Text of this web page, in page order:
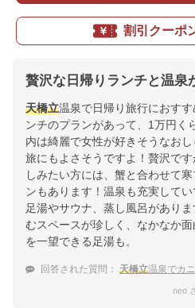
割引クーポ
贅沢な日帰りランチと温泉
天橋立温泉で日帰り旅行におす
ンチのプランがあって、1万円く
内は綺麗で女性が好きそうなお
旅にもよさそうですよ！贅沢で
しみたい方には、蟹と合わせて
ンもあります！温泉も充実して
足湯やサウナ、蒸し風呂があり
むスペースが珍しく、なかなか
を一望できる足湯も。
回答された質問： 天橋立温泉でカニ三
neo